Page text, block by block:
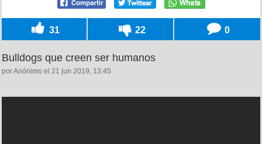
31 22 0
Bulldogs que creen ser humanos
por Anónimo el 21 jun 2019, 13:45